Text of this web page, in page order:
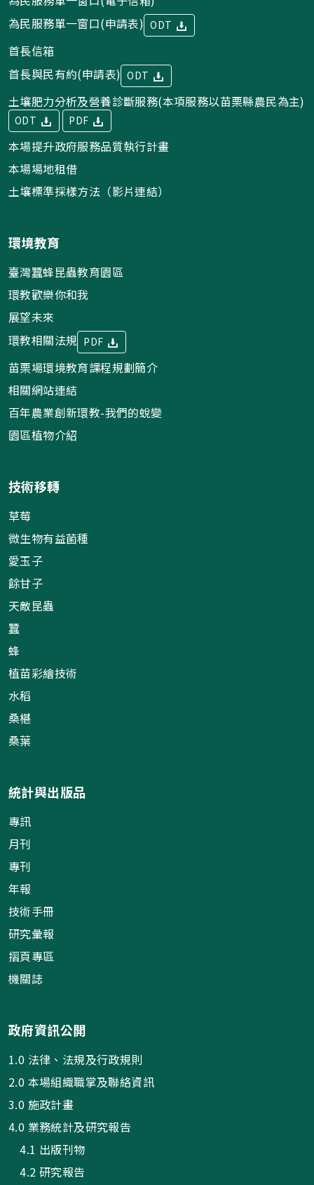
為民服務單一窗口(申請表) ODT
首長信箱
首長與民有約(申請表) ODT
土壤肥力分析及營養診斷服務(本項服務以苗栗縣農民為主)
ODT PDF
本場提升政府服務品質執行計畫
本場場地租借
土壤標準採樣方法（影片連結）
環境教育
臺灣蠶蜂昆蟲教育園區
環教歡樂你和我
展望未來
環教相關法規 PDF
苗栗場環境教育課程規劃簡介
相關網站連結
百年農業創新環教-我們的蛻變
園區植物介紹
技術移轉
草莓
微生物有益菌種
愛玉子
餘甘子
天敵昆蟲
蠶
蜂
植苗彩繪技術
水稻
桑椹
桑葉
統計與出版品
專訊
月刊
專刊
年報
技術手冊
研究彙報
摺頁專區
機關誌
政府資訊公開
1.0 法律、法規及行政規則
2.0 本場組織職掌及聯絡資訊
3.0 施政計畫
4.0 業務統計及研究報告
4.1 出版刊物
4.2 研究報告